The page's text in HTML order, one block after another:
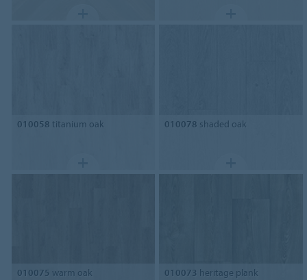
010058 titanium oak 010078 shaded oak
010075 warm oak 010073 heritage plank